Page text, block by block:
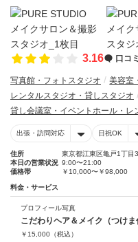
3.16 口コミ
写真館・フォトスタジオ
美容室
レンタルスタジオ・貸しスタジオ
貸し会議室・イベントホール・レ
出張・訪問対応 日祝OK
住所
東京都江東区亀戸1丁
本日の営業状況 9:00〜21:00
価格帯
￥10,000〜￥98,000
料金・サービス
プロフィール写真
こだわりヘア＆メイク（つけま
￥ 15,000 （税込）